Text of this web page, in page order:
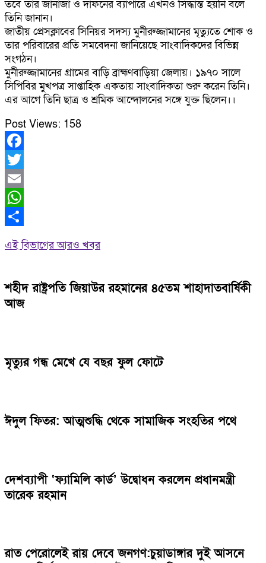
তবে তার জানাজা ও দাফনের ব্যাপারে এখনও সিদ্ধান্ত হয়নি বলে
তিনি জানান।
জাতীয় প্রেসক্লাবের সিনিয়র সদস্য মুনীরুজ্জামানের মৃত্যুতে শোক ও
তার পরিবারের প্রতি সমবেদনা জানিয়েছে সাংবাদিকদের বিভিন্ন
সংগঠন।
মুনীরুজ্জামানের গ্রামের বাড়ি ব্রাহ্মণবাড়িয়া জেলায়। ১৯৭০ সালে
সিপিবির মুখপত্র সাপ্তাহিক একতায় সাংবাদিকতা শুরু করেন তিনি।
এর আগে তিনি ছাত্র ও শ্রমিক আন্দোলনের সঙ্গে যুক্ত ছিলেন।।
Post Views: 158
Facebook
Twitter
Email
WhatsApp
এই বিভাগের আরও খবর
শহীদ রাষ্ট্রপতি জিয়াউর রহমানের ৪৫তম শাহাদাতবার্ষিকী
আজ
মৃত্যুর গন্ধ মেখে যে বছর ফুল ফোটে
ঈদুল ফিতর: আত্মশুদ্ধি থেকে সামাজিক সংহতির পথে
দেশব্যাপী ‘ফ্যামিলি কার্ড’ উদ্বোধন করলেন প্রধানমন্ত্রী
তারেক রহমান
রাত পেরোলেই রায় দেবে জনগণ:চুয়াডাঙ্গার দুই আসনে